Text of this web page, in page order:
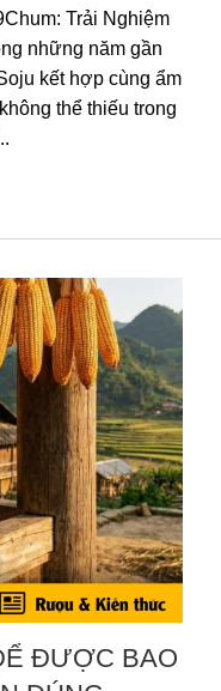
Trải Nghiệm
những năm gần
kết hợp cùng ẩm
thể thiếu trong
ĐƯỢC BAO